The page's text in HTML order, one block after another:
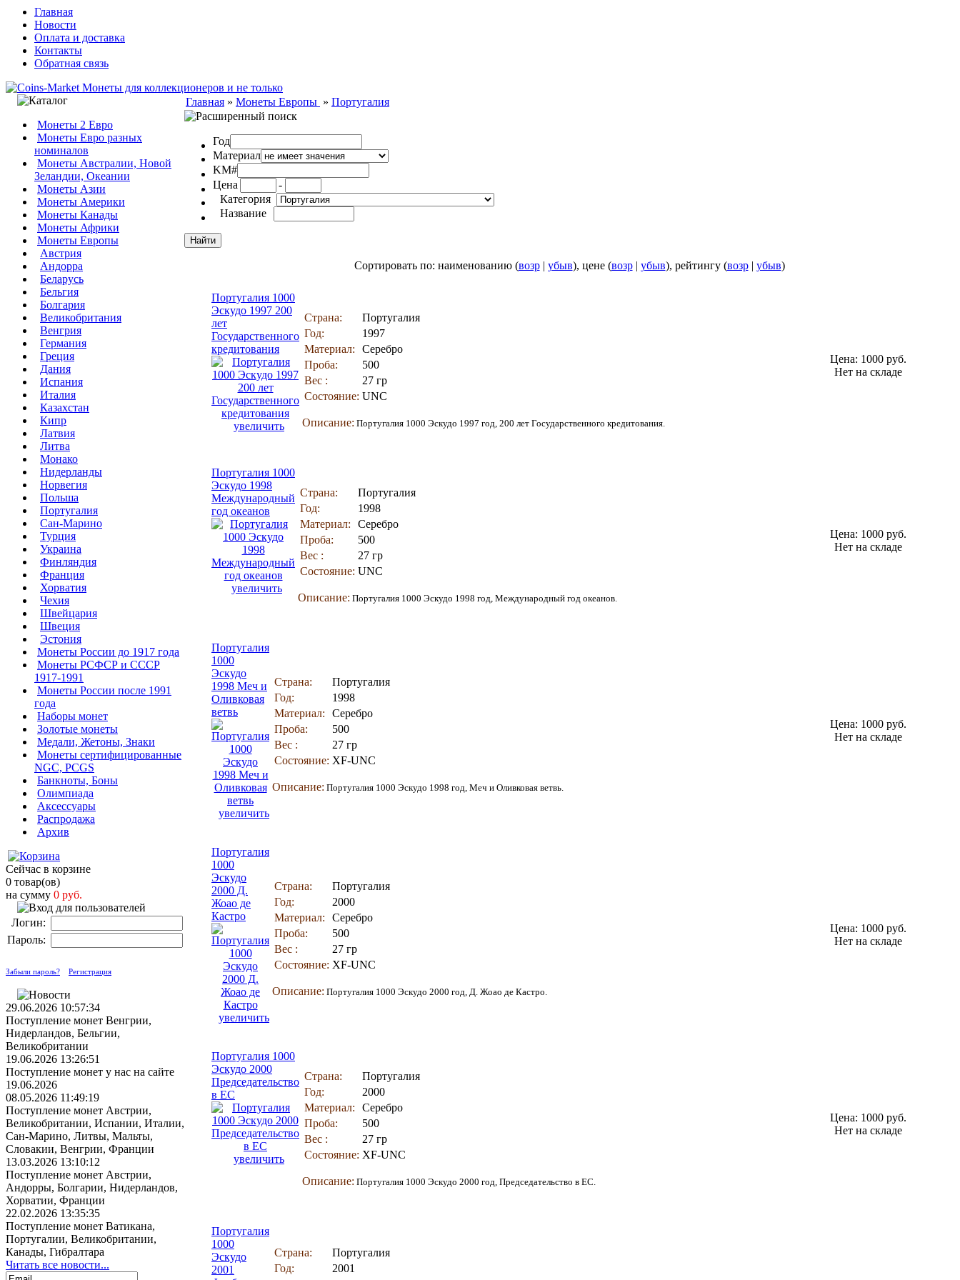
Главная
Новости
Оплата и доставка
Контакты
Обратная связь
Монеты 2 Евро
Монеты Евро разных
номиналов
Монеты Австралии, Новой
Зеландии, Океании
Монеты Азии
Монеты Америки
Монеты Канады
Монеты Африки
Монеты Европы
Австрия
Андорра
Беларусь
Бельгия
Болгария
Великобритания
Венгрия
Германия
Греция
Дания
Испания
Италия
Казахстан
Кипр
Латвия
Литва
Монако
Нидерланды
Норвегия
Польша
Португалия
Сан-Марино
Турция
Украина
Финляндия
Франция
Хорватия
Чехия
Швейцария
Швеция
Эстония
Монеты России до 1917 года
Монеты РСФСР и СССР
1917-1991
Монеты России после 1991
года
Наборы монет
Золотые монеты
Медали, Жетоны, Знаки
Монеты сертифицированные
NGC, PCGS
Банкноты, Боны
Олимпиада
Аксессуары
Распродажа
Архив
Сейчас в корзине
0 товар(ов)
на сумму 0 руб.
Логин:
Пароль:
Забыли пароль? Регистрация
29.06.2026 10:57:34
Поступление монет Венгрии,
Нидерландов, Бельгии,
Великобритании
19.06.2026 13:26:51
Поступление монет у нас на сайте
19.06.2026
08.05.2026 11:49:19
Поступление монет Австрии,
Великобритании, Испании, Италии,
Сан-Марино, Литвы, Мальты,
Словакии, Венгрии, Франции
13.03.2026 13:10:12
Поступление монет Австрии,
Андорры, Болгарии, Нидерландов,
Хорватии, Франции
22.02.2026 13:35:35
Поступление монет Ватикана,
Португалии, Великобритании,
Канады, Гибралтара
Читать все новости...
Главная » Монеты Европы » Португалия
Год
Материал
KM#
Цена
-
Категория
Название
Сортировать по: наименованию (возр| убыв), цене (возр| убыв), рейтингу (возр| убыв)
Португалия 1000
Эскудо 1997 200
лет
Государственного
кредитования
увеличить
Страна:
Португалия
Год:
1997
Материал:
Серебро
Проба:
500
Вес :
27 гр
Состояние: UNC
Описание: Португалия 1000 Эскудо 1997 год, 200 лет Государственного кредитования.
Цена: 1000 руб.
Нет на складе
Португалия 1000
Эскудо 1998
Международный
год океанов
увеличить
Страна:
Португалия
Год:
1998
Материал:
Серебро
Проба:
500
Вес :
27 гр
Состояние: UNC
Описание: Португалия 1000 Эскудо 1998 год, Международный год океанов.
Цена: 1000 руб.
Нет на складе
Португалия
1000
Эскудо
1998 Меч и
Оливковая
ветвь
увеличить
Страна:
Португалия
Год:
1998
Материал:
Серебро
Проба:
500
Вес :
27 гр
Состояние: XF-UNC
Описание: Португалия 1000 Эскудо 1998 год, Меч и Оливковая ветвь.
Цена: 1000 руб.
Нет на складе
Португалия
1000
Эскудо
2000 Д.
Жоао де
Кастро
увеличить
Страна:
Португалия
Год:
2000
Материал:
Серебро
Проба:
500
Вес :
27 гр
Состояние: XF-UNC
Описание: Португалия 1000 Эскудо 2000 год, Д. Жоао де Кастро.
Цена: 1000 руб.
Нет на складе
Португалия 1000
Эскудо 2000
Председательство
в ЕС
увеличить
Страна:
Португалия
Год:
2000
Материал:
Серебро
Проба:
500
Вес :
27 гр
Состояние: XF-UNC
Описание: Португалия 1000 Эскудо 2000 год, Председательство в ЕС.
Цена: 1000 руб.
Нет на складе
Португалия
1000
Эскудо
2001
Страна:
Португалия
Год:
2001